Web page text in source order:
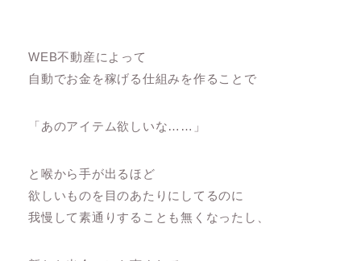
WEB不動産によって
自動でお金を稼げる仕組みを作ることで
「あのアイテム欲しいな……」
と喉から手が出るほど
欲しいものを目のあたりにしてるのに
我慢して素通りすることも無くなったし、